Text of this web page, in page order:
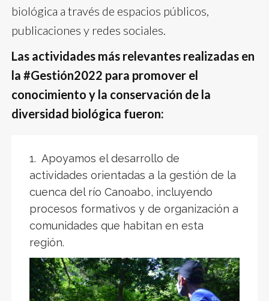
biológica a través de espacios públicos,
publicaciones y redes sociales.
Las actividades más relevantes realizadas en
la #Gestión2022 para promover el
conocimiento y la conservación de la
diversidad biológica fueron:
1. Apoyamos el desarrollo de
actividades orientadas a la gestión de la
cuenca del río Canoabo, incluyendo
procesos formativos y de organización a
comunidades que habitan en esta
región.